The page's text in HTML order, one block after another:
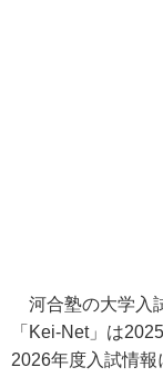
河合塾の大学入
「Kei-Net」は
2026年度入試情報